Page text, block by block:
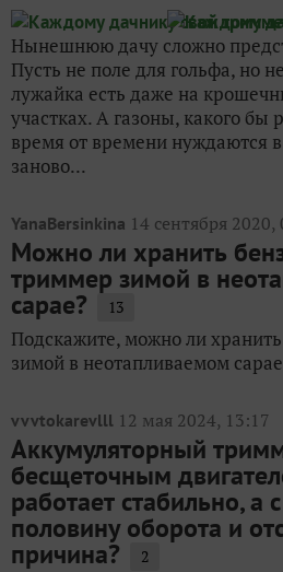
Нынешнюю дачу сложно
Пусть не поле для гольфа, но
лужайка есть даже на
участках. А газоны, какого
время от времени нуждаются
заново...
YanaBersinkina 14 сентября 2020,
Можно ли хранить
триммер зимой в
сарае? 13
Подскажите, можно ли
зимой в неотапливаемом
vvvtokarevlll 12 мая 2024, 13:17
Аккумуляторный
бесщеточным
работает стабильно, а
половину оборота и
причина? 2